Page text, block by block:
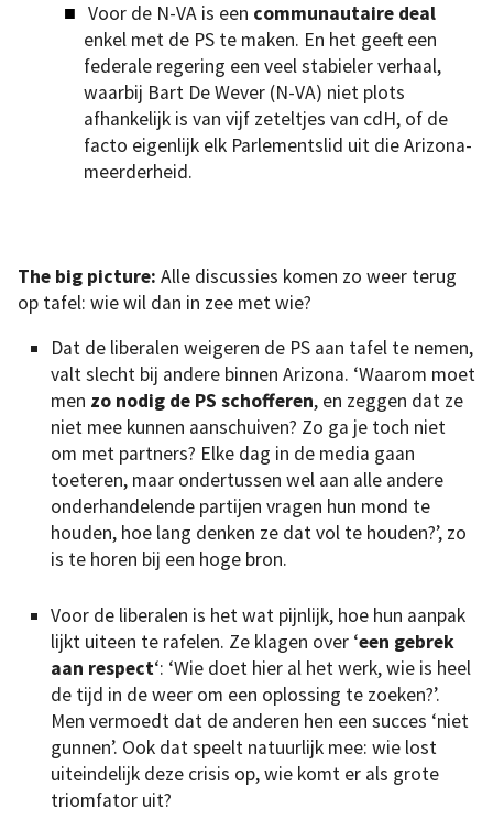
Voor de N-VA is een communautaire deal
enkel met de PS te maken. En het geeft een
federale regering een veel stabieler verhaal,
waarbij Bart De Wever (N-VA) niet plots
afhankelijk is van vijf zeteltjes van cdH, of de
facto eigenlijk elk Parlementslid uit die Arizona-
meerderheid.
The big picture: Alle discussies komen zo weer terug
op tafel: wie wil dan in zee met wie?
Dat de liberalen weigeren de PS aan tafel te nemen,
valt slecht bij andere binnen Arizona. ‘Waarom moet
men zo nodig de PS schofferen, en zeggen dat ze
niet mee kunnen aanschuiven? Zo ga je toch niet
om met partners? Elke dag in de media gaan
toeteren, maar ondertussen wel aan alle andere
onderhandelende partijen vragen hun mond te
houden, hoe lang denken ze dat vol te houden?’, zo
is te horen bij een hoge bron.
Voor de liberalen is het wat pijnlijk, hoe hun aanpak
lijkt uiteen te rafelen. Ze klagen over ‘een gebrek
aan respect‘: ‘Wie doet hier al het werk, wie is heel
de tijd in de weer om een oplossing te zoeken?’.
Men vermoedt dat de anderen hen een succes ‘niet
gunnen’. Ook dat speelt natuurlijk mee: wie lost
uiteindelijk deze crisis op, wie komt er als grote
triomfator uit?